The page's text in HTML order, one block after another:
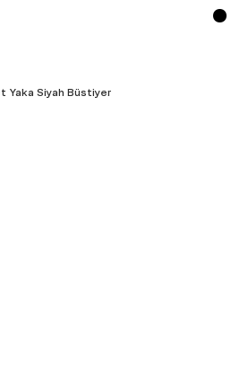
Yaka Siyah Büstiyer